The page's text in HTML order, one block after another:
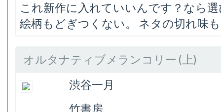
これ新作に入れていいんです？なら
絵柄もどぎつくない。 ネタの切れ味
オルタナティブメランコリー (上)
渋谷一月
竹書房